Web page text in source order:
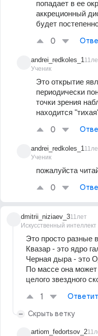
попадает в ее
аккреционный
будет
0
andrei_redkoles_1
Ученик
Это открытие
периодически
точки зрения
находится
0
andrei_redkoles_1
Ученик
пожалуйста
0
dmitrii_niziaev_3
Искусственный интеллект
11лет
Это просто разные
Квазар - это ядро
Черная дыра - это
По массе она
целого звездного
1
Скрыть ветку
artiom_fedortsov_2